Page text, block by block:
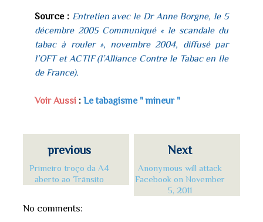
Source : Entretien avec le Dr Anne Borgne, le 5
décembre 2005 Communiqué « le scandale du
tabac à rouler », novembre 2004, diffusé par
l’OFT et ACTIF (l’Alliance Contre le Tabac en Ile
de France).
Voir Aussi : Le tabagisme " mineur "
Next
Anonymous will attack
Facebook on November
5, 2011
previous
Primeiro troço da A4
aberto ao Trânsito
No comments: